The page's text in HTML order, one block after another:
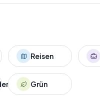
Reisen
Grün